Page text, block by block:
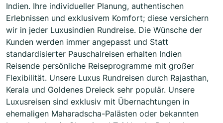
Indien. Ihre individueller Planung, authentischen
Erlebnissen und exklusivem Komfort; diese versichern
wir in jeder Luxusindien Rundreise. Die Wünsche der
Kunden werden immer angepasst und Statt
standardisierter Pauschalreisen erhalten Indien
Reisende persönliche Reiseprogramme mit großer
Flexibilität. Unsere Luxus Rundreisen durch Rajasthan,
Kerala und Goldenes Dreieck sehr populär. Unsere
Luxusreisen sind exklusiv mit Übernachtungen in
ehemaligen Maharadscha-Palästen oder bekannten